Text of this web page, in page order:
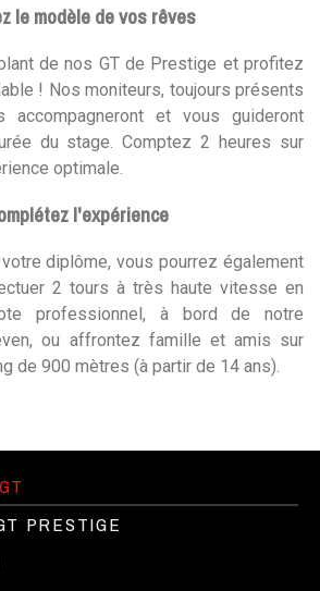
le modèle de vos rêves
de nos GT de Prestige et profitez
! Nos moniteurs, toujours présents
et vous guideront
du stage. Comptez 2 heures sur
optimale.
l'expérience
diplôme, vous pourrez également
2 tours à très haute vitesse en
professionnel, à bord de notre
ou affrontez famille et amis sur
de 900 mètres (à partir de 14 ans).
PRESTIGE